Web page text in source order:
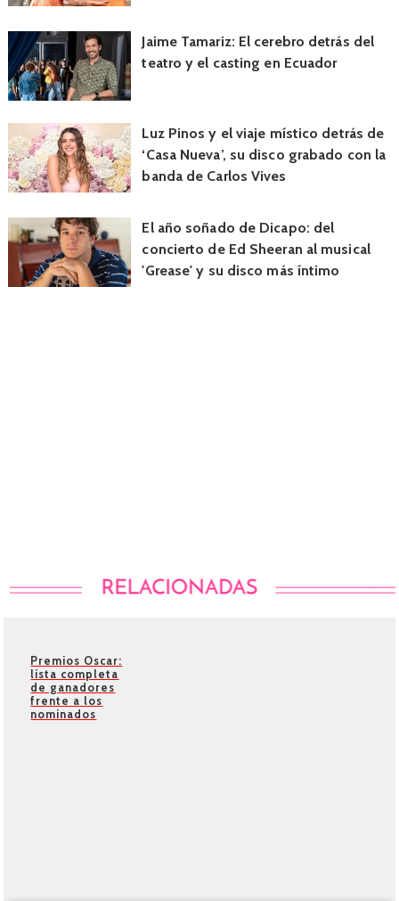
Jaime Tamariz: El cerebro detrás del
teatro y el casting en Ecuador
Luz Pinos y el viaje místico detrás de
‘Casa Nueva’, su disco grabado con la
banda de Carlos Vives
El año soñado de Dicapo: del
concierto de Ed Sheeran al musical
'Grease' y su disco más íntimo
Premios Oscar:
lista completa
de ganadores
frente a los
nominados